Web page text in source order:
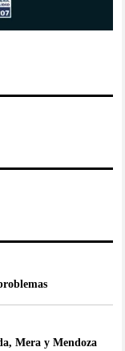
Mera y Mendoza